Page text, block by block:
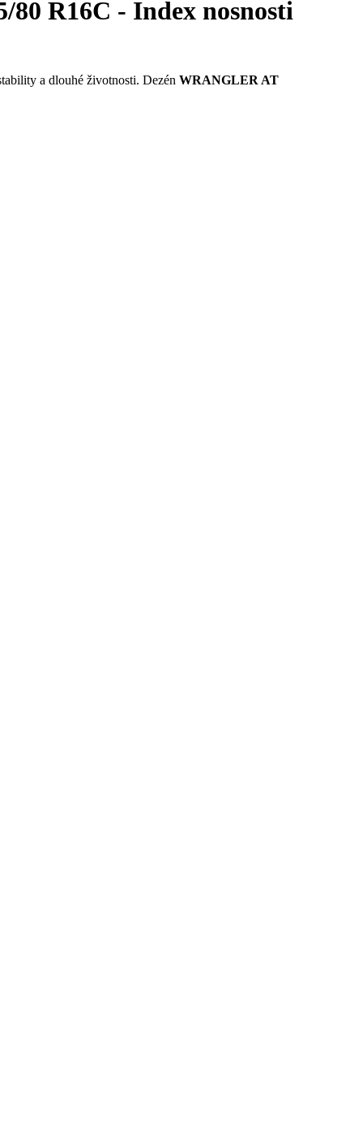
R16C - Index nosnosti
a dlouhé životnosti. Dezén WRANGLER AT